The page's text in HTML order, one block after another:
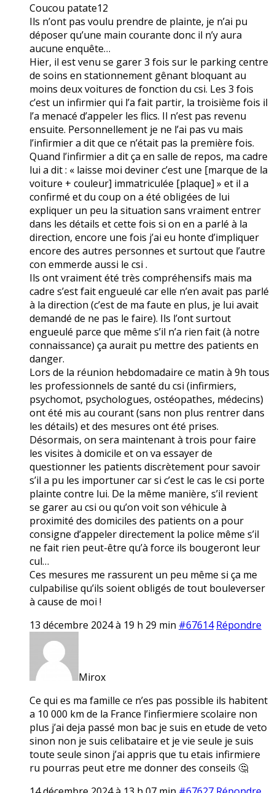
Coucou patate12
Ils n’ont pas voulu prendre de plainte, je n’ai pu
déposer qu’une main courante donc il n’y aura
aucune enquête…
Hier, il est venu se garer 3 fois sur le parking centre
de soins en stationnement gênant bloquant au
moins deux voitures de fonction du csi. Les 3 fois
c’est un infirmier qui l’a fait partir, la troisième fois il
l’a menacé d’appeler les flics. Il n’est pas revenu
ensuite. Personnellement je ne l’ai pas vu mais
l’infirmier a dit que ce n’était pas la première fois.
Quand l’infirmier a dit ça en salle de repos, ma cadre
lui a dit : « laisse moi deviner c’est une [marque de la
voiture + couleur] immatriculée [plaque] » et il a
confirmé et du coup on a été obligées de lui
expliquer un peu la situation sans vraiment entrer
dans les détails et cette fois si on en a parlé à la
direction, encore une fois j’ai eu honte d’impliquer
encore des autres personnes et surtout que l’autre
con emmerde aussi le csi .
Ils ont vraiment été très compréhensifs mais ma
cadre s’est fait engueulé car elle n’en avait pas parlé
à la direction (c’est de ma faute en plus, je lui avait
demandé de ne pas le faire). Ils l’ont surtout
engueulé parce que même s’il n’a rien fait (à notre
connaissance) ça aurait pu mettre des patients en
danger.
Lors de la réunion hebdomadaire ce matin à 9h tous
les professionnels de santé du csi (infirmiers,
psychomot, psychologues, ostéopathes, médecins)
ont été mis au courant (sans non plus rentrer dans
les détails) et des mesures ont été prises.
Désormais, on sera maintenant à trois pour faire
les visites à domicile et on va essayer de
questionner les patients discrètement pour savoir
s’il a pu les importuner car si c’est le cas le csi porte
plainte contre lui. De la même manière, s’il revient
se garer au csi ou qu’on voit son véhicule à
proximité des domiciles des patients on a pour
consigne d’appeler directement la police même s’il
ne fait rien peut-être qu’à force ils bougeront leur
cul…
Ces mesures me rassurent un peu même si ça me
culpabilise qu’ils soient obligés de tout bouleverser
à cause de moi !
13 décembre 2024 à 19 h 29 min #67614 Répondre
Mirox
Ce qui es ma famille ce n’es pas possible ils habitent
a 10 000 km de la France l’infiermiere scolaire non
plus j’ai deja passé mon bac je suis en etude de veto
sinon non je suis celibataire et je vie seule je suis
toute seule sinon j’ai appris que tu etais infirmiere
ru pourras peut etre me donner des conseils 🤔